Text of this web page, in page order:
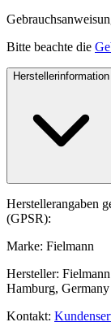
Bitte beachte die
Herstellerinformation
Herstellerangaben
(GPSR):
Marke: Fielmann
Hersteller:
Hamburg, Germany
Kontakt: